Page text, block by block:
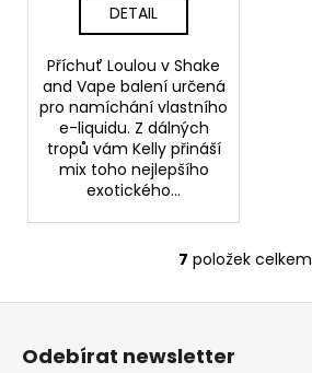
DETAIL
Příchuť Loulou v Shake
and Vape balení určená
pro namíchání vlastního
e-liquidu. Z dálných
tropů vám Kelly přináší
mix toho nejlepšího
exotického...
O
v
7 položek celkem
Z
Odebírat newsletter